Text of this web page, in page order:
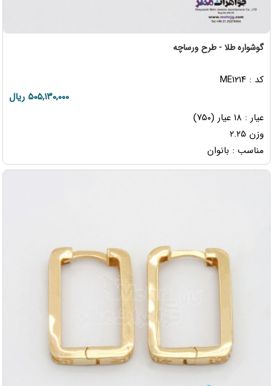
گوشواره طلا - طرح ورساچه
کد : ME۱۲۱۴
۵۰۵,۱۳۰,۰۰۰ ریال
عیار : ۱۸ عیار (۷۵۰)
وزن ۲.۲۵
مناسب : بانوان